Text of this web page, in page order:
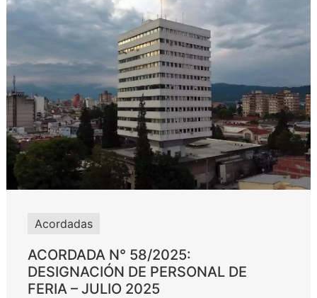
Acordadas
ACORDADA N° 58/2025:
DESIGNACIÓN DE PERSONAL DE
FERIA – JULIO 2025